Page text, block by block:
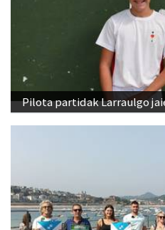
Pilota partidak Larraulgo